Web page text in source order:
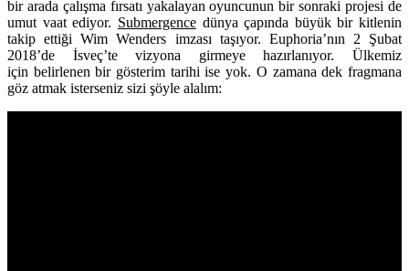
bir arada çalışma fırsatı yakalayan oyuncunun bir sonraki projesi de
umut vaat ediyor. Submergencedünya çapında büyük bir kitlenin
takip ettiğiWim Wenders imzası taşıyor. Euphoria’nın 2 Şubat
2018’de İsveç’te vizyona girmeye hazırlanıyor. Ülkemiz
için belirlenen bir gösterim tarihi ise yok. O zamana dek fragmana
göz atmak isterseniz sizi şöyle alalım: